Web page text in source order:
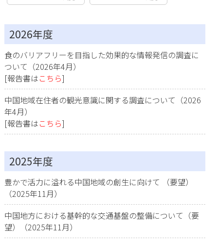
2026年度
食のバリアフリーを目指した効果的な情報発信の調査に
ついて（2026年4月）
[報告書はこちら]
中国地域在住者の観光意識に関する調査について（2026
年4月）
[報告書はこちら]
2025年度
豊かで活力に溢れる中国地域の創生に向けて （要望）
（2025年11月）
中国地方における基幹的な交通基盤の整備について（要
望）（2025年11月）